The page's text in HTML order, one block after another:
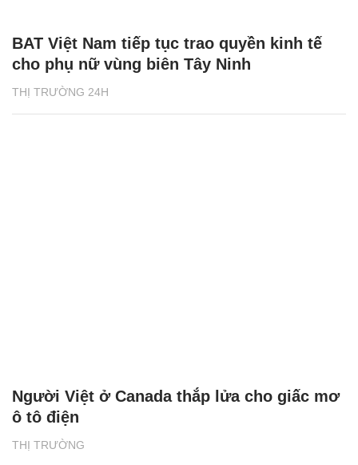
THỊ TRƯỜNG 24H
BAT Việt Nam tiếp tục trao quyền kinh tế
cho phụ nữ vùng biên Tây Ninh
THỊ TRƯỜNG
Người Việt ở Canada thắp lửa cho giấc mơ
ô tô điện